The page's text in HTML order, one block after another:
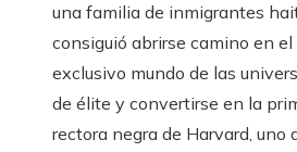
una familia de inmigrantes
consiguió abrirse camino en el
exclusivo mundo de las
de élite y convertirse en la
rectora negra de Harvard, uno